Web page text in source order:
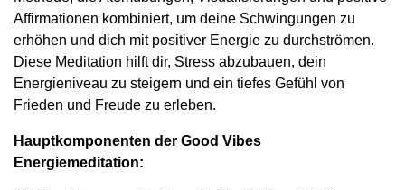
Affirmationen kombiniert, um deine Schwingungen zu
erhöhen und dich mit positiver Energie zu durchströmen.
Diese Meditation hilft dir, Stress abzubauen, dein
Energieniveau zu steigern und ein tiefes Gefühl von
Frieden und Freude zu erleben.
Hauptkomponenten der Good Vibes
Energiemeditation: